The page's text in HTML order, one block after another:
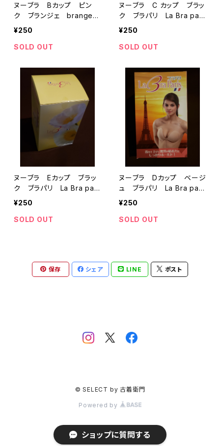
ヌーブラ Bカップ ピン
ク ブランジェ brange
卸OK 50個まで送料1,00
¥250
SOLD OUT
ヌーブラ C カップ ブラッ
ク ブラパリ La Bra pari
s 卸OK 50個まで送料1,
¥250
SOLD OUT
ヌーブラ Eカップ ブラッ
ク ブラパリ La Bra pari
s 卸OK 50個まで送料1,
¥250
SOLD OUT
ヌーブラ Dカップ ベージ
ュ ブラパリ La Bra pari
s 卸OK 50個まで送料1,
¥250
SOLD OUT
保存 シェア LINE ポスト
© SELECT by 古着衛門
Powered by
ショップに質問する